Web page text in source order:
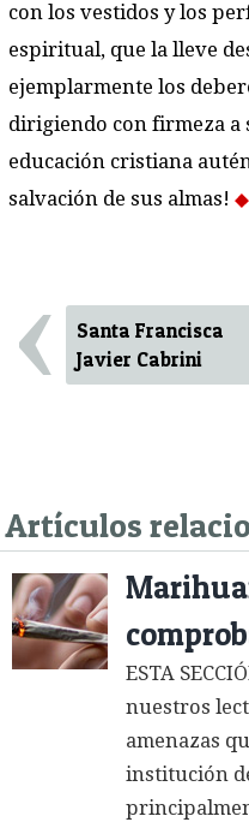
con los vestidos y los
espiritual, que la lleve
ejemplarmente los
dirigiendo con firmeza a
educación cristiana
salvación de sus almas!
‹
Santa Francisca
Javier Cabrini
Artículos
ESTA
nuestros
amenazas
institución